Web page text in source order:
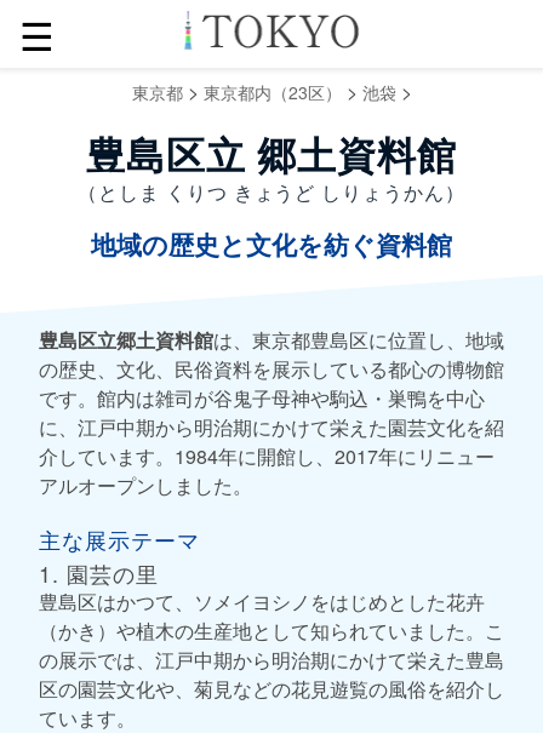
☰
東京都> 東京都内（23区） > 池袋>
豊島区立 郷土資料館
（としま くりつ きょうど しりょうかん）
地域の歴史と文化を紡ぐ資料館
豊島区立郷土資料館は、東京都豊島区に位置し、地域
の歴史、文化、民俗資料を展示している都心の博物館
です。館内は雑司が谷鬼子母神や駒込・巣鴨を中心
に、江戸中期から明治期にかけて栄えた園芸文化を紹
介しています。1984年に開館し、2017年にリニュー
アルオープンしました。
主な展示テーマ
1. 園芸の里
豊島区はかつて、ソメイヨシノをはじめとした花卉
（かき）や植木の生産地として知られていました。こ
の展示では、江戸中期から明治期にかけて栄えた豊島
区の園芸文化や、菊見などの花見遊覧の風俗を紹介し
ています。